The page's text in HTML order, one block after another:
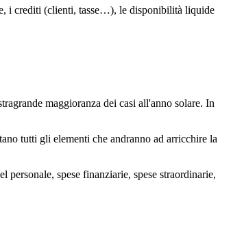
i crediti (clienti, tasse…), le disponibilità liquide
maggioranza dei casi all'anno solare. In
tutti gli elementi che andranno ad arricchire la
spese finanziarie, spese straordinarie,